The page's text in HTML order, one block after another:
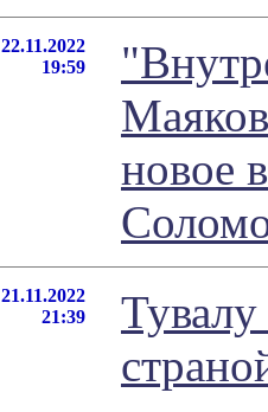
22.11.2022
19:59
новое
21.11.2022
21:39